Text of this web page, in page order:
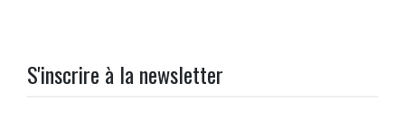
S'inscrire à la newsletter